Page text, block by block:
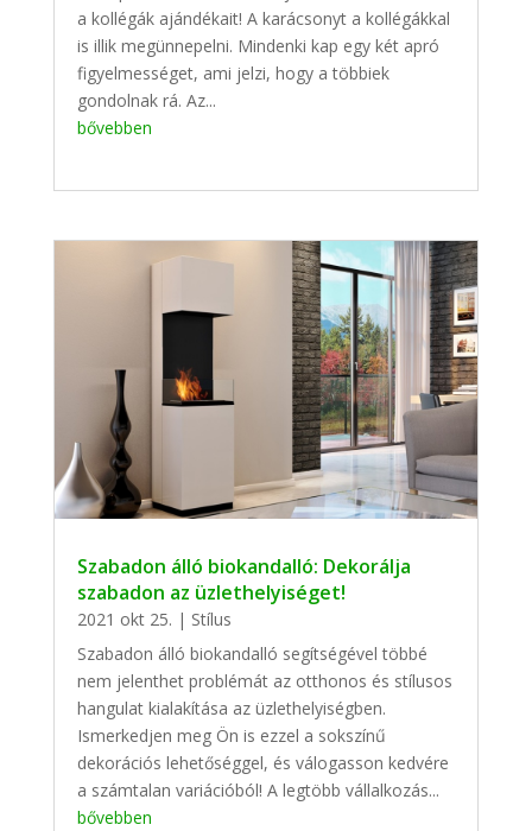
a kollégák ajándékait! A karácsonyt a kollégákkal
is illik megünnepelni. Mindenki kap egy két apró
figyelmességet, ami jelzi, hogy a többiek
gondolnak rá. Az...
bővebben
Szabadon álló biokandalló: Dekorálja
szabadon az üzlethelyiséget!
2021 okt 25. | Stílus
Szabadon álló biokandalló segítségével többé
nem jelenthet problémát az otthonos és stílusos
hangulat kialakítása az üzlethelyiségben.
Ismerkedjen meg Ön is ezzel a sokszínű
dekorációs lehetőséggel, és válogasson kedvére
a számtalan variációból! A legtöbb vállalkozás...
bővebben